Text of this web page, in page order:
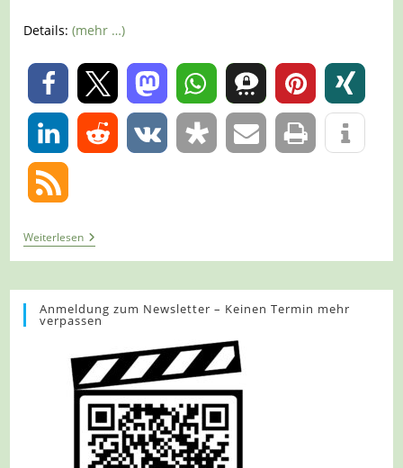
Details:(mehr …)
0
0
WeiterlesenTour
1257
–
Villip
–
Vom
Zum
Jägerhäuschen
Anmeldung zum Newsletter – Keinen Termin mehr
verpassen